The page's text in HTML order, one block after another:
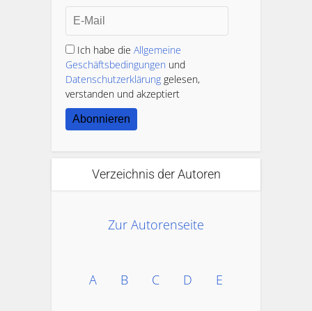
Ich habe die Allgemeine
Geschäftsbedingungen und
Datenschutzerklärung gelesen,
verstanden und akzeptiert
Abonnieren
Verzeichnis der Autoren
Zur Autorenseite
A B C D E